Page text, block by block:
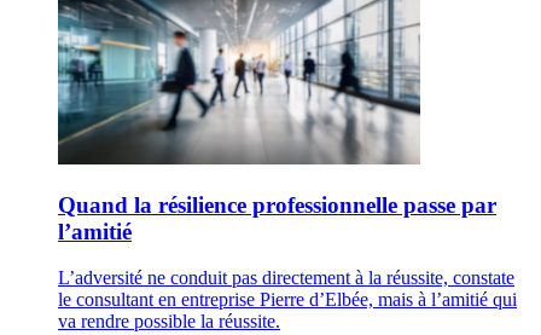
Quand la résilience professionnelle passe par
l’amitié
L’adversité ne conduit pas directement à la réussite, constate
le consultant en entreprise Pierre d’Elbée, mais à l’amitié qui
va rendre possible la réussite.